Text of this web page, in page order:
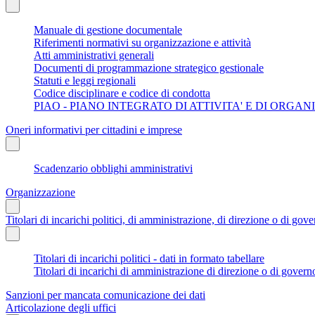
Manuale di gestione documentale
Riferimenti normativi su organizzazione e attività
Atti amministrativi generali
Documenti di programmazione strategico gestionale
Statuti e leggi regionali
Codice disciplinare e codice di condotta
PIAO - PIANO INTEGRATO DI ATTIVITA' E DI
Oneri informativi per cittadini e imprese
Scadenzario obblighi amministrativi
Organizzazione
Titolari di incarichi politici, di amministrazione, di direzione o di
Titolari di incarichi politici - dati in formato tabellare
Titolari di incarichi di amministrazione di direzione o di
Sanzioni per mancata comunicazione dei dati
Articolazione degli uffici